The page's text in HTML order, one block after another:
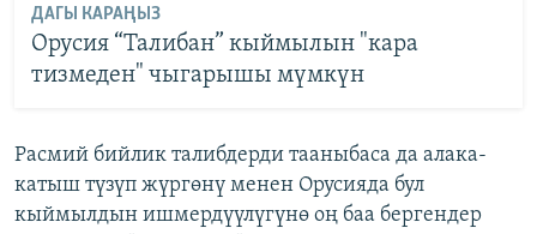
ДАГЫ КАРАҢЫЗ
Орусия “Талибан” кыймылын "кара
тизмеден" чыгарышы мүмкүн
Расмий бийлик талибдерди тааныбаса да алака-
катыш түзүп жүргөнү менен Орусияда бул
кыймылдын ишмердүүлүгүнө оң баа бергендер